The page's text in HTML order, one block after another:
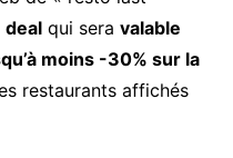
dealqui sera valable
moins -30% sur la
restaurants affichés